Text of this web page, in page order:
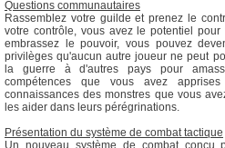
Questions communautaires
Rassemblez votre guilde et prenez le
votre contrôle, vous avez le potentiel
embrassez le pouvoir, vous pouvez
privilèges qu'aucun autre joueur ne peut
la guerre à d'autres pays pour
compétences que vous avez
connaissances des monstres que vous
les aider dans leurs pérégrinations.
Présentation du système de combat tactique